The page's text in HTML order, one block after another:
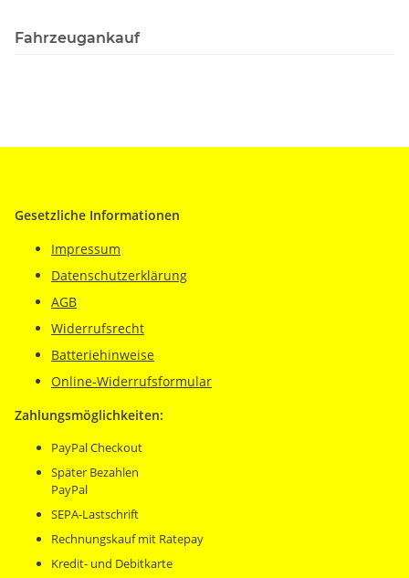
Fahrzeugankauf
Gesetzliche Informationen
Impressum
Datenschutzerklärung
AGB
Widerrufsrecht
Batteriehinweise
Online-Widerrufsformular
Zahlungsmöglichkeiten:
PayPal Checkout
Später Bezahlen
PayPal
SEPA-Lastschrift
Rechnungskauf mit Ratepay
Kredit- und Debitkarte